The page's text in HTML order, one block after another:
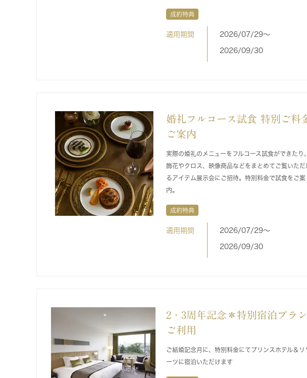
成約特典
適用期間 2026/07/29〜
2026/09/30
婚礼フルコース試食 特別ご料
ご案内
実際の婚礼のメニューをフルコース試食ができたり、
飾花やクロス、映像商品などをまとめてご覧いただ
るアイテム展示会にご招待。特別料金で試食をご案
内。
成約特典
適用期間 2026/07/29〜
2026/09/30
2・3周年記念＊特別宿泊プラン
ご利用
ご結婚記念月に、特別料金にてプリンスホテル＆リ
ーツに宿泊いただけます